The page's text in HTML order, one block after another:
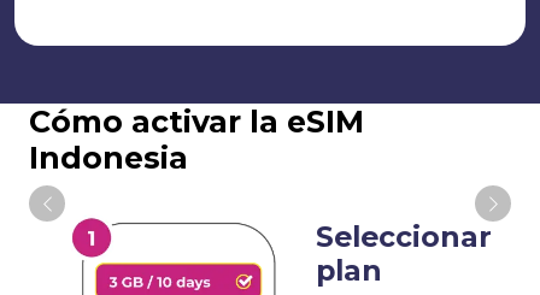
Cómo activar la eSIM
Indonesia
Seleccionar
plan